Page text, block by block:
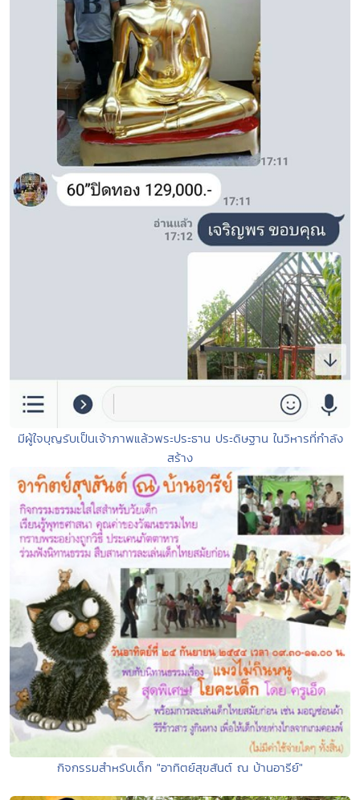
มีผู้ใจบุญรับเป็นเจ้าภาพแล้วพระประธาน ประดิษฐาน ในวิหารที่กำลัง
สร้าง
กิจกรรมสำหรับเด็ก "อาทิตย์สุขสันต์ ณ บ้านอารีย์"